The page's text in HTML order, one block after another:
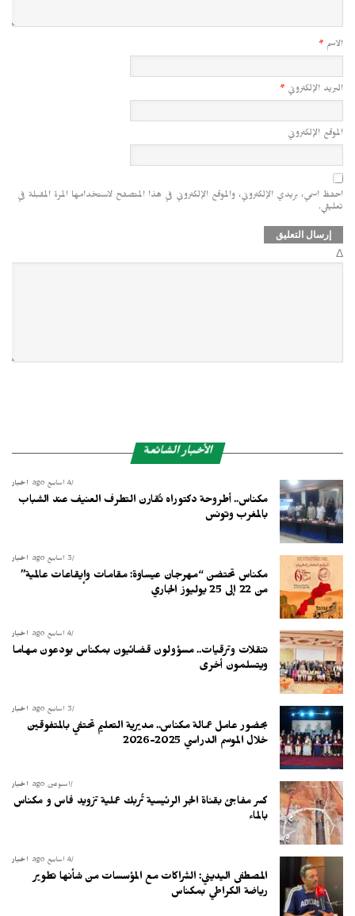
الاسم *
البريد الإلكتروني *
الموقع الإلكتروني
احفظ اسمي، بريدي الإلكتروني، والموقع الإلكتروني في هذا المتصفح لاستخدامها المرة المقبلة في
تعليقي.
Δ
الأخبار الشائعة
أخبار 4 أسابيع ago
مكناس.. أطروحة دكتوراه تُقارن التطرف العنيف عند الشباب
بالمغرب وتونس
أخبار 3 أسابيع ago
مكناس تحتضن “مهرجان عيساوة: مقامات وإيقاعات عالمية”
من 22 إلى 25 يوليوز الجاري
أخبار 4 أسابيع ago
تنقلات وترقيات.. مسؤولون قضائيون بمكناس يودعون مهاما
ويتسلمون أخرى
أخبار 3 أسابيع ago
بحضور عامل عمالة مكناس.. مديرية التعليم تحتفي بالمتفوقين
خلال الموسم الدراسي 2025-2026
أخبار أسبوعين ago
كسر مفاجئ بقناة الجر الرئيسية تُربك عملية تزويد فاس و مكناس
بالماء
أخبار 4 أسابيع ago
المصطفى اليديني: الشراكات مع المؤسسات من شأنها تطوير
رياضة الكراطي بمكناس